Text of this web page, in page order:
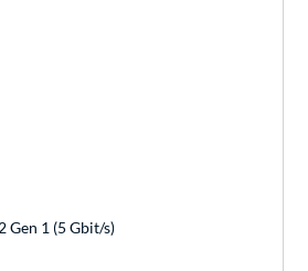
Gen 1 (5 Gbit/s)